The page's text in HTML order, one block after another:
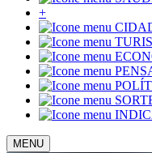
+
MENU